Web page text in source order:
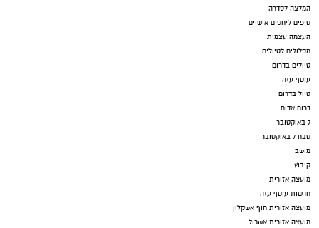
המלצה לסדרה
טיפים ליחסים אישיים
העצמה עצמית
מסלולים לטיולים
טיולים בדרום
עוטף עזה
טיול בדרום
דרום אדום
7 באוקטובר
טבח 7 באוקטובר
מושב
קיבוץ
מועצה אזורית
חדשות עוטף עזה
מועצה אזורית חוף אשקלון
מועצה אזורית אשכול